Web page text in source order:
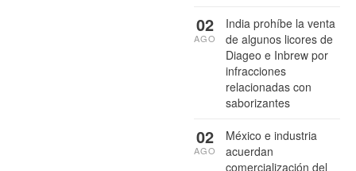
India prohíbe la venta
de algunos licores de
Diageo e Inbrew por
infracciones
relacionadas con
saborizantes
02
AGO
México e industria
acuerdan
comercialización del
02
AGO